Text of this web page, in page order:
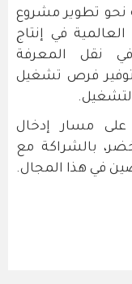
نحو تطوير مشروع
في إنتاج
نقل المعرفة
وتوفير فرص تشغيل
على مسار إدخال
بالشراكة مع
في هذا المجال.